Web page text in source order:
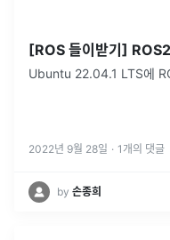
[ROS 들이받기]
Ubuntu 22.04.1 LTS에
2022년 9월 28일 · 1 개의 댓글
by 손종희